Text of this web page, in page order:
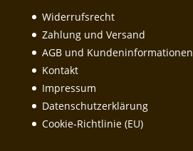
Widerrufsrecht
Zahlung und Versand
AGB und Kundeninformationen
Kontakt
Impressum
Datenschutzerklärung
Cookie-Richtlinie (EU)